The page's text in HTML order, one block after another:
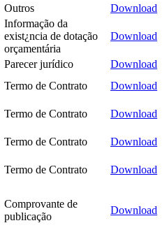
Outros
Download
Informação da
exist¿ncia de dotação
orçamentária
Download
Parecer jurídico
Download
Termo de Contrato
Download
Termo de Contrato
Download
Termo de Contrato
Download
Termo de Contrato
Download
Comprovante de
publicação
Download